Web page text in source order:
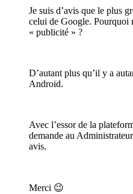
Je suis d’avis que le plus
celui de Google. Pourquoi
« publicité » ?
D’autant plus qu’il y a
Android.
Avec l’essor de la
demande au
avis.
Merci 😉